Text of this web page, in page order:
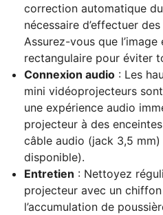
correction automatique
nécessaire d’effectuer
Assurez-vous que
rectangulaire pour éviter
Connexion audio : Les
mini vidéoprojecteurs
une expérience audio
projecteur à des
câble audio (jack 3,5 mm)
disponible).
Entretien : Nettoyez
projecteur avec un
l’accumulation de